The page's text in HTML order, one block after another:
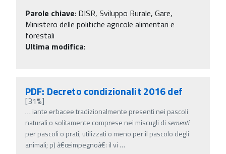
Parole chiave: DISR, Sviluppo Rurale, Gare,
Ministero delle politiche agricole alimentari e
forestali
Ultima modifica:
PDF: Decreto condizionalit 2016 def
[31%]
… iante erbacee tradizionalmente presenti nei pascoli
naturali o solitamente comprese nei miscugli di sementi
per pascoli o prati, utilizzati o meno per il pascolo degli
animali; p) â€œimpegnoâ€: il vi …